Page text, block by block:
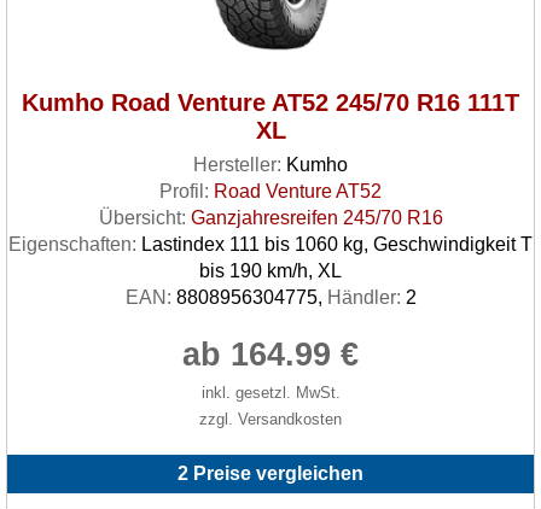
Kumho Road Venture AT52 245/70 R16 111T
XL
Hersteller: Kumho
Profil: Road Venture AT52
Übersicht: Ganzjahresreifen 245/70 R16
Eigenschaften: Lastindex 111 bis 1060 kg, Geschwindigkeit T
bis 190 km/h, XL
EAN: 8808956304775, Händler: 2
ab 164.99 €
inkl. gesetzl. MwSt.
zzgl. Versandkosten
2 Preise vergleichen